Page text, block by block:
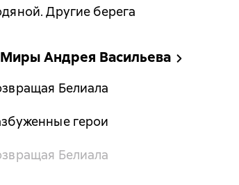
Другие берега
Андрея Васильева
Белиала
герои
Белиала